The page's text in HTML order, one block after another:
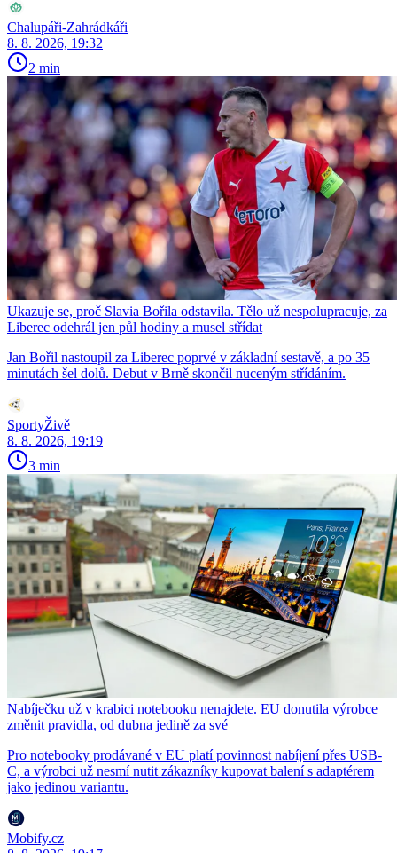
Chalupáři-Zahrádkáři
8. 8. 2026, 19:32
2 min
Ukazuje se, proč Slavia Bořila odstavila. Tělo už nespolupracuje, za
Liberec odehrál jen půl hodiny a musel střídat
Jan Bořil nastoupil za Liberec poprvé v základní sestavě, a po 35
minutách šel dolů. Debut v Brně skončil nuceným střídáním.
SportyŽivě
8. 8. 2026, 19:19
3 min
Nabíječku už v krabici notebooku nenajdete. EU donutila výrobce
změnit pravidla, od dubna jedině za své
Pro notebooky prodávané v EU platí povinnost nabíjení přes USB-
C, a výrobci už nesmí nutit zákazníky kupovat balení s adaptérem
jako jedinou variantu.
Mobify.cz